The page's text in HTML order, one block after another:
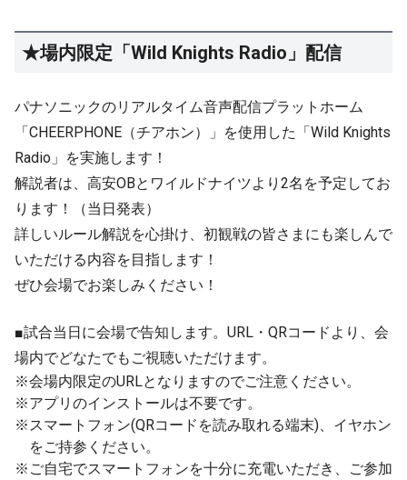
★場内限定「Wild Knights Radio」配信
パナソニックのリアルタイム音声配信プラットホーム
「CHEERPHONE（チアホン）」を使用した「Wild Knights
Radio」を実施します！
解説者は、高安OBとワイルドナイツより2名を予定してお
ります！（当日発表）
詳しいルール解説を心掛け、初観戦の皆さまにも楽しんで
いただける内容を目指します！
ぜひ会場でお楽しみください！
■試合当日に会場で告知します。URL・QRコードより、会
場内でどなたでもご視聴いただけます。
※会場内限定のURLとなりますのでご注意ください。
※アプリのインストールは不要です。
※スマートフォン(QRコードを読み取れる端末)、イヤホン
をご持参ください。
※ご自宅でスマートフォンを十分に充電いただき、ご参加